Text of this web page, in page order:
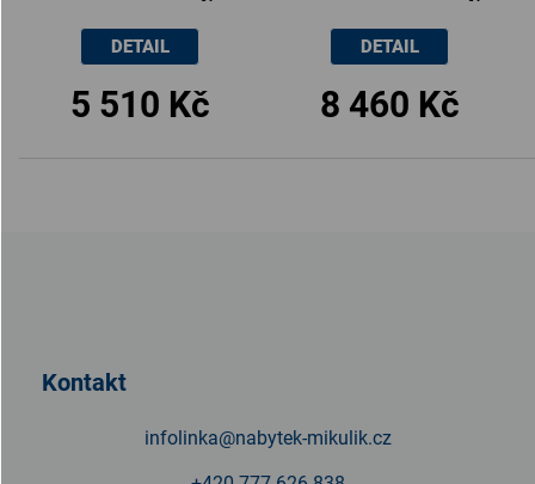
5 510 Kč
DETAIL
8 460 Kč
DETAIL
Kontakt
infolinka@nabytek-mikulik.cz